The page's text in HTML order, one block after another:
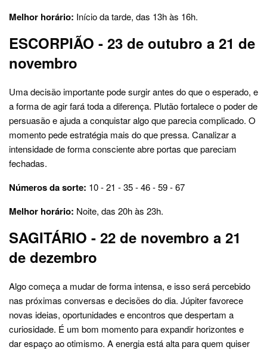
Melhor horário: Início da tarde, das 13h às 16h.
ESCORPIÃO - 23 de outubro a 21 de
novembro
Uma decisão importante pode surgir antes do que o esperado, e
a forma de agir fará toda a diferença. Plutão fortalece o poder de
persuasão e ajuda a conquistar algo que parecia complicado. O
momento pede estratégia mais do que pressa. Canalizar a
intensidade de forma consciente abre portas que pareciam
fechadas.
Números da sorte: 10 - 21 - 35 - 46 - 59 - 67
Melhor horário: Noite, das 20h às 23h.
SAGITÁRIO - 22 de novembro a 21
de dezembro
Algo começa a mudar de forma intensa, e isso será percebido
nas próximas conversas e decisões do dia. Júpiter favorece
novas ideias, oportunidades e encontros que despertam a
curiosidade. É um bom momento para expandir horizontes e
dar espaço ao otimismo. A energia está alta para quem quiser